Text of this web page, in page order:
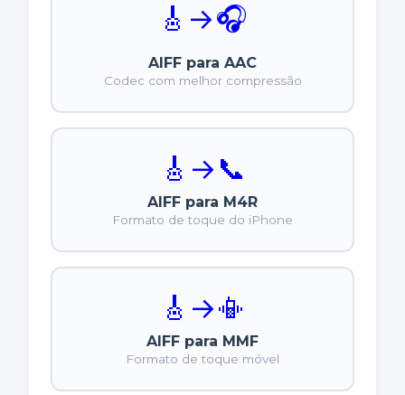
🎸 →🎧
AIFF para AAC
Codec com melhor compressão
🎸 →📞
AIFF para M4R
Formato de toque do iPhone
🎸 →📳
AIFF para MMF
Formato de toque móvel